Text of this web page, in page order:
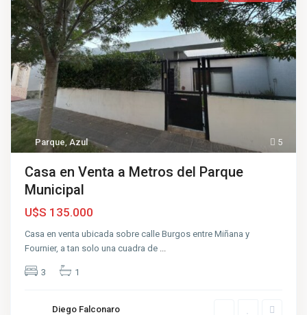
5
Parque Azul
Casa en Venta a Metros del Parque
Municipal
U$S 135.000
Casa en venta ubicada sobre calle Burgos entre Miñana y
Fournier, a tan solo una cuadra de
3 1
Diego Falconaro
c
e
n
r
o